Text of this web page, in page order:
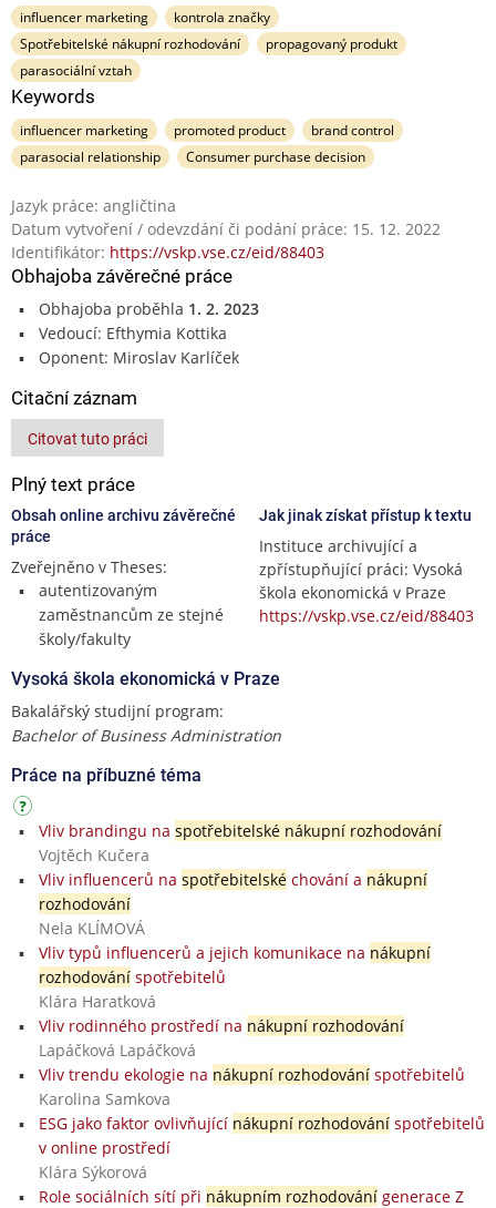
influencer marketing
kontrola značky
Spotřebitelské nákupní rozhodování
propagovaný produkt
parasociální vztah
Keywords
influencer marketing promoted product
brand control
parasocial relationship
Consumer purchase decision
Jazyk práce: angličtina
Datum vytvoření / odevzdání či podání práce: 15. 12. 2022
Identifikátor: https://vskp.vse.cz/eid/88403
Obhajoba závěrečné práce
Obhajoba proběhla 1. 2. 2023
Vedoucí: Efthymia Kottika
Oponent: Miroslav Karlíček
Citační záznam
Citovat tuto práci
Plný text práce
Obsah online archivu závěrečné
práce
Zveřejněno v Theses:
autentizovaným
zaměstnancům ze stejné
školy/fakulty
Jak jinak získat přístup k textu
Instituce archivující a
zpřístupňující práci: Vysoká
škola ekonomická v Praze
https://vskp.vse.cz/eid/88403
Vysoká škola ekonomická v Praze
Bakalářský studijní program:
Bachelor of Business Administration
Práce na příbuzné téma
Vliv brandingu na spotřebitelské nákupní rozhodování
Vojtěch Kučera
Vliv influencerů na spotřebitelskéchování a nákupní
rozhodování
Nela KLÍMOVÁ
Vliv typů influencerů a jejich komunikace na nákupní
rozhodováníspotřebitelů
Klára Haratková
Vliv rodinného prostředí na nákupní rozhodování
Lapáčková Lapáčková
Vliv trendu ekologie na nákupní rozhodováníspotřebitelů
Karolina Samkova
ESG jako faktor ovlivňující nákupní rozhodováníspotřebitelů
v online prostředí
Klára Sýkorová
Role sociálních sítí při nákupním rozhodovánígenerace Z